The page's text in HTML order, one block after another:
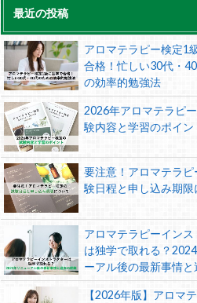
最近の投稿
アロマテラピー検定1
合格！忙しい30代・
の効率的勉強法
2026年アロマテラピ
験内容と学習のポイン
要注意！アロマテラ
験日程と申し込み期限
アロマテラピーインス
は独学で取れる？
ーアル後の最新事情
【2026年版】アロマ